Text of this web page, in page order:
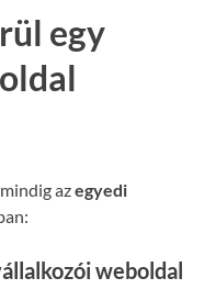
egy
azegyedi
weboldal